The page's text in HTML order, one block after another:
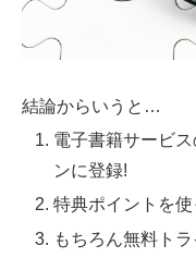
結論からいうと…
電子書籍サービ
ンに登録!
特典ポイントを
もちろん無料ト